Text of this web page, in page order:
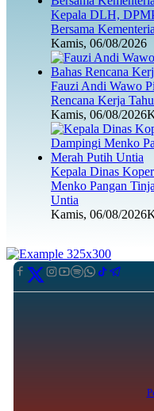
Kepala DLH,
Bersama
Kamis, 06/08/2026
Fauzi Andi Wawo
Rencana Kerja
Kamis, 06/08/2026
Kepala Dinas
Menko Pangan
Untia
Kamis, 06/08/2026